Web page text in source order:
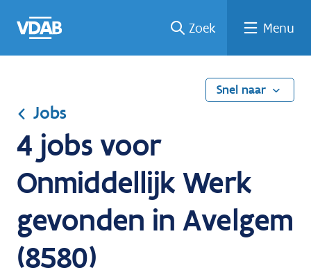
naar
een
een
job
naar
Zoek Menu
Snel naar
Jobs
4 jobs voor
Onmiddellijk Werk
gevonden in Avelgem
(8580)